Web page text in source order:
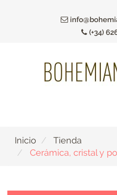
(+34)
Inicio
Tienda
Cerámica, cristal y